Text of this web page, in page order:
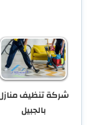
شركة تنظيف
بالجبيل